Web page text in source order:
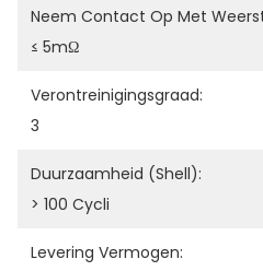
Neem Contact Op Met
≤ 5mΩ
Verontreinigingsgraad:
3
Duurzaamheid (shell):
> 100 Cycli
Levering Vermogen: